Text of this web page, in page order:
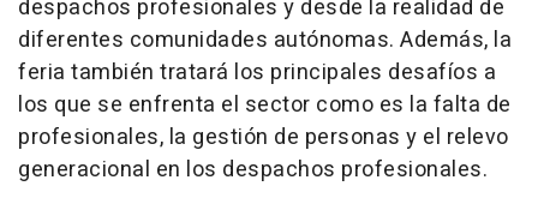
despachos profesionales y desde la realidad de
diferentes comunidades autónomas. Además, la
feria también tratará los principales desafíos a
los que se enfrenta el sector como es la falta de
profesionales, la gestión de personas y el relevo
generacional en los despachos profesionales.